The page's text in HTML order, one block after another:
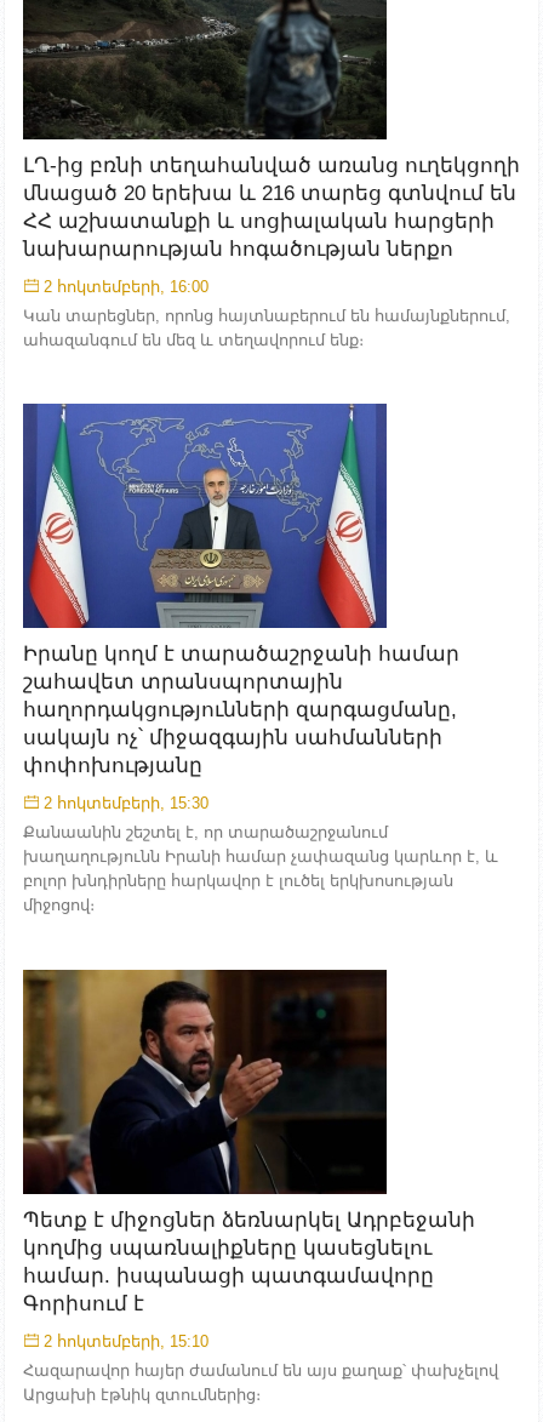
ԼՂ-ից բռնի տեղահանված առանց ուղեկցողի
մնացած 20 երեխա և 216 տարեց գտնվում են
ՀՀ աշխատանքի և սոցիալական հարցերի
նախարարության հոգածության ներքո
2 հոկտեմբերի, 16:00
Կան տարեցներ, որոնց հայտնաբերում են համայնքներում,
ահազանգում են մեզ և տեղավորում ենք։
Իրանը կողմ է տարածաշրջանի համար
շահավետ տրանսպորտային
հաղորդակցությունների զարգացմանը,
սակայն ոչ՝ միջազգային սահմանների
փոփոխությանը
2 հոկտեմբերի, 15:30
Քանաանին շեշտել է, որ տարածաշրջանում
խաղաղությունն Իրանի համար չափազանց կարևոր է, և
բոլոր խնդիրները հարկավոր է լուծել երկխոսության
միջոցով։
Պետք է միջոցներ ձեռնարկել Ադրբեջանի
կողմից սպառնալիքները կասեցնելու
համար. իսպանացի պատգամավորը
Գորիսում է
2 հոկտեմբերի, 15:10
Հազարավոր հայեր ժամանում են այս քաղաք՝ փախչելով
Արցախի էթնիկ զտումներից։